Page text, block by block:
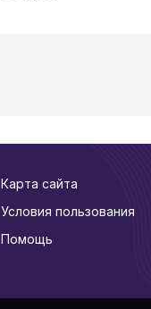
Карта сайта
Условия пользования
Помощь